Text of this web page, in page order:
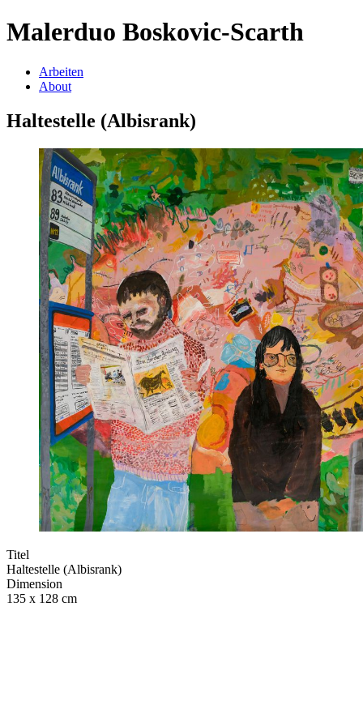
Malerduo Boskovic-Scarth
Arbeiten
About
Haltestelle (Albisrank)
Titel
Haltestelle (Albisrank)
Dimension
135 x 128 cm